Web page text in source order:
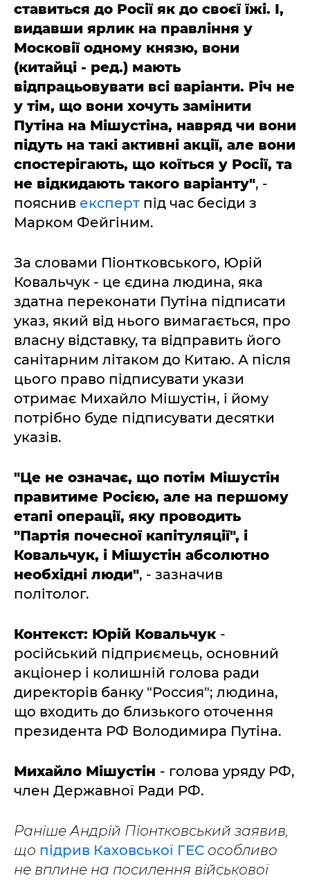
ставиться до Росії як до своєї їжі. І,
видавши ярлик на правління у
Московії одному князю, вони
(китайці - ред.) мають
відпрацьовувати всі варіанти. Річ не
у тім, що вони хочуть замінити
Путіна на Мішустіна, навряд чи вони
підуть на такі активні акції, але вони
спостерігають, що коїться у Росії, та
не відкидають такого варіанту", -
пояснив експерт під час бесіди з
Марком Фейгіним.
За словами Піонтковського, Юрій
Ковальчук - це єдина людина, яка
здатна переконати Путіна підписати
указ, який від нього вимагається, про
власну відставку, та відправить його
санітарним літаком до Китаю. А після
цього право підписувати укази
отримає Михайло Мішустін, і йому
потрібно буде підписувати десятки
указів.
"Це не означає, що потім Мішустін
правитиме Росією, але на першому
етапі операції, яку проводить
"Партія почесної капітуляції", і
Ковальчук, і Мішустін абсолютно
необхідні люди", - зазначив
політолог.
Контекст: Юрій Ковальчук -
російський підприємець, основний
акціонер і колишній голова ради
директорів банку "Россия"; людина,
що входить до близького оточення
президента РФ Володимира Путіна.
Михайло Мішустін - голова уряду РФ,
член Державної Ради РФ.
Раніше Андрій Піонтковський заявив,
що підрив Каховської ГЕС особливо
не вплине на посилення військової